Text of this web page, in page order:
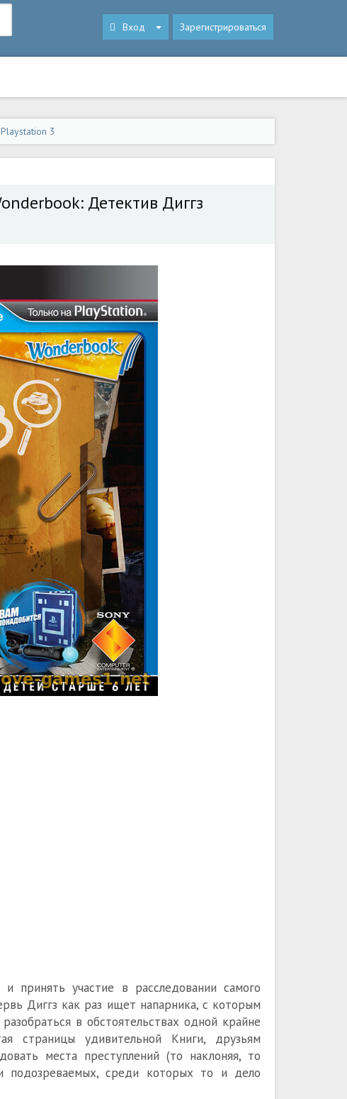
Вход Зарегистрироваться
3
Детектив Диггз
участие в расследовании самого
Диггз как раз ищет напарника, с которым
в обстоятельствах одной крайне
страницы удивительной Книги, друзьям
места преступлений (то наклоняя, то
подозреваемых, среди которых то и дело